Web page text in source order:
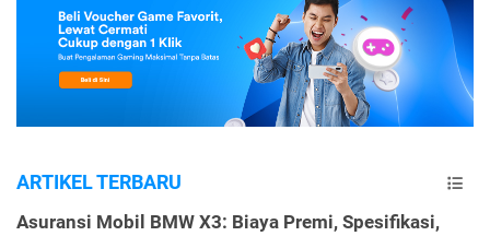
ARTIKEL TERBARU
Asuransi Mobil BMW X3: Biaya Premi, Spesifikasi,